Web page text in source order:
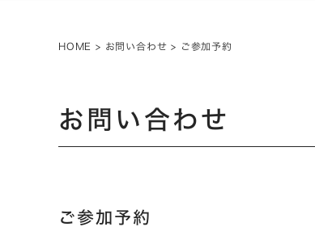
HOME > お問い合わせ > ご参加予約
お問い合わせ
ご参加予約